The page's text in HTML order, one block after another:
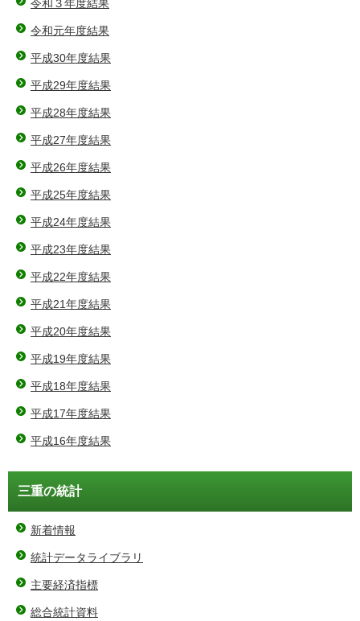
令和３年度結果
令和元年度結果
平成30年度結果
平成29年度結果
平成28年度結果
平成27年度結果
平成26年度結果
平成25年度結果
平成24年度結果
平成23年度結果
平成22年度結果
平成21年度結果
平成20年度結果
平成19年度結果
平成18年度結果
平成17年度結果
平成16年度結果
三重の統計
新着情報
統計データライブラリ
主要経済指標
総合統計資料